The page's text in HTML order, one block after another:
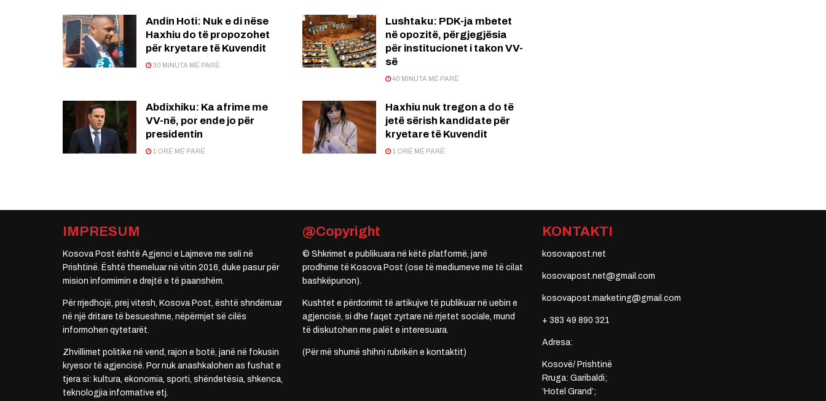
Andin Hoti: Nuk e di nëse
Haxhiu do të propozohet
për kryetare të Kuvendit
30 MINUTA MË PARË
Lushtaku: PDK-ja mbetet
në opozitë, përgjegjësia
për institucionet i takon VV-
së
40 MINUTA MË PARË
Abdixhiku: Ka afrime me
VV-në, por ende jo për
presidentin
1 ORË MË PARË
Haxhiu nuk tregon a do të
jetë sërish kandidate për
kryetare të Kuvendit
1 ORË MË PARË
IMPRESUM
Kosova Post është Agjenci e Lajmeve me seli në
Prishtinë. Është themeluar në vitin 2016, duke pasur për
mision informimin e drejtë e të paanshëm.
Për rrjedhojë, prej vitesh, Kosova Post, është shndërruar
në një dritare të besueshme, nëpërmjet së cilës
informohen qytetarët.
Zhvillimet politike në vend, rajon e botë, janë në fokusin
kryesor të agjencisë. Por nuk anashkalohen as fushat e
tjera si: kultura, ekonomia, sporti, shëndetësia, shkenca,
teknologjia informative etj.
@Copyright
© Shkrimet e publikuara në këtë platformë, janë
prodhime të Kosova Post (ose të mediumeve me të cilat
bashkëpunon).
Kushtet e përdorimit të artikujve të publikuar në uebin e
agjencisë, si dhe faqet zyrtare në rrjetet sociale, mund
të diskutohen me palët e interesuara.
(Për më shumë shihni rubrikën e kontaktit)
KONTAKTI
kosovapost.net
kosovapost.net@gmail.com
kosovapost.marketing@gmail.com
+ 383 49 890 321
Adresa:
Kosovë/ Prishtinë
Rruga: Garibaldi;
‘Hotel Grand’;